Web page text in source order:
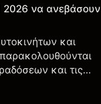
2026 να ανεβάσουν
και
και τις